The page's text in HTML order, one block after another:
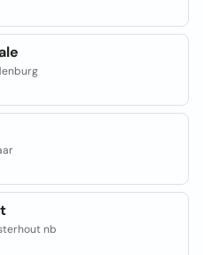
nb